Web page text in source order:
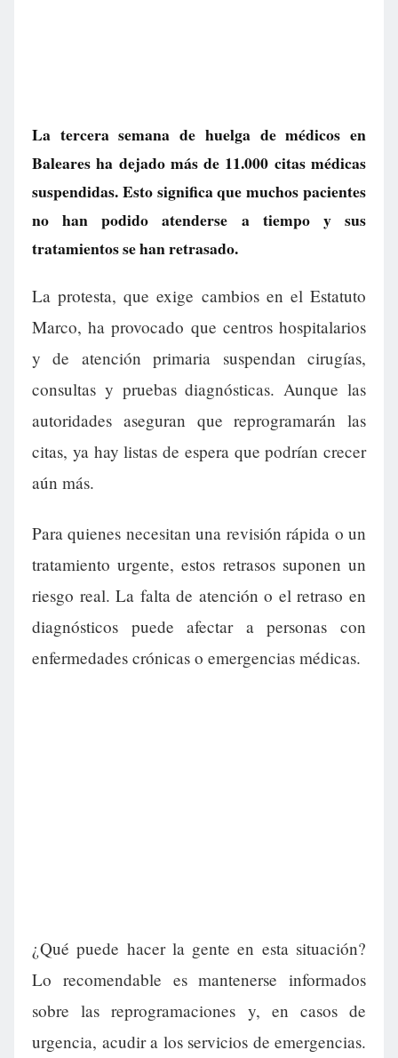
La tercera semana de huelga de médicos en
Baleares ha dejado más de 11.000 citas médicas
suspendidas. Esto significa que muchos pacientes
no han podido atenderse a tiempo y sus
tratamientos se han retrasado.
La protesta, que exige cambios en el Estatuto
Marco, ha provocado que centros hospitalarios
y de atención primaria suspendan cirugías,
consultas y pruebas diagnósticas. Aunque las
autoridades aseguran que reprogramarán las
citas, ya hay listas de espera que podrían crecer
aún más.
Para quienes necesitan una revisión rápida o un
tratamiento urgente, estos retrasos suponen un
riesgo real. La falta de atención o el retraso en
diagnósticos puede afectar a personas con
enfermedades crónicas o emergencias médicas.
¿Qué puede hacer la gente en esta situación?
Lo recomendable es mantenerse informados
sobre las reprogramaciones y, en casos de
urgencia, acudir a los servicios de emergencias.